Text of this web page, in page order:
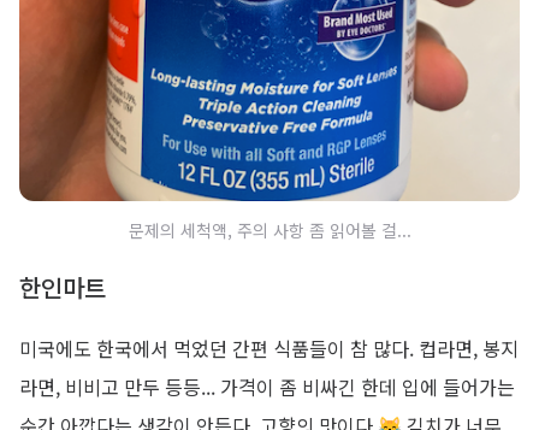
문제의 세척액, 주의 사항 좀 읽어볼 걸...
한인마트
미국에도 한국에서 먹었던 간편 식품들이 참 많다. 컵라면, 봉지
라면, 비비고 만두 등등... 가격이 좀 비싸긴 한데 입에 들어가는